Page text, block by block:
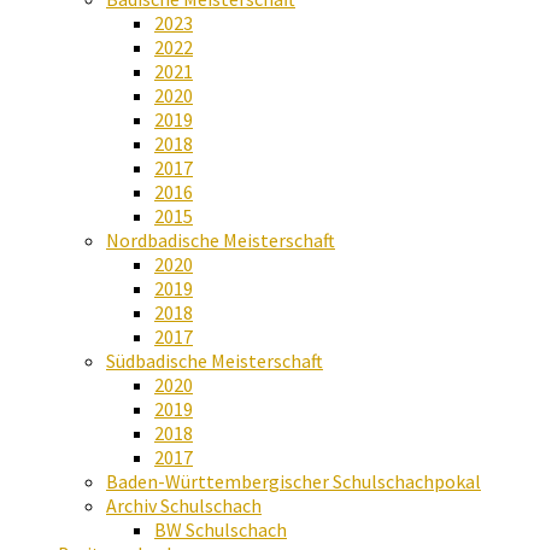
2023
2022
2021
2020
2019
2018
2017
2016
2015
Nordbadische Meisterschaft
2020
2019
2018
2017
Südbadische Meisterschaft
2020
2019
2018
2017
Baden-Württembergischer Schulschachpokal
Archiv Schulschach
BW Schulschach